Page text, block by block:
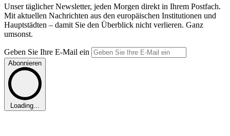
Unser täglicher Newsletter, jeden Morgen direkt in Ihrem Postfach.
Mit aktuellen Nachrichten aus den europäischen Institutionen und
Hauptstädten – damit Sie den Überblick nicht verlieren. Ganz
umsonst.
Geben Sie Ihre E-Mail ein
Abonnieren
Loading...